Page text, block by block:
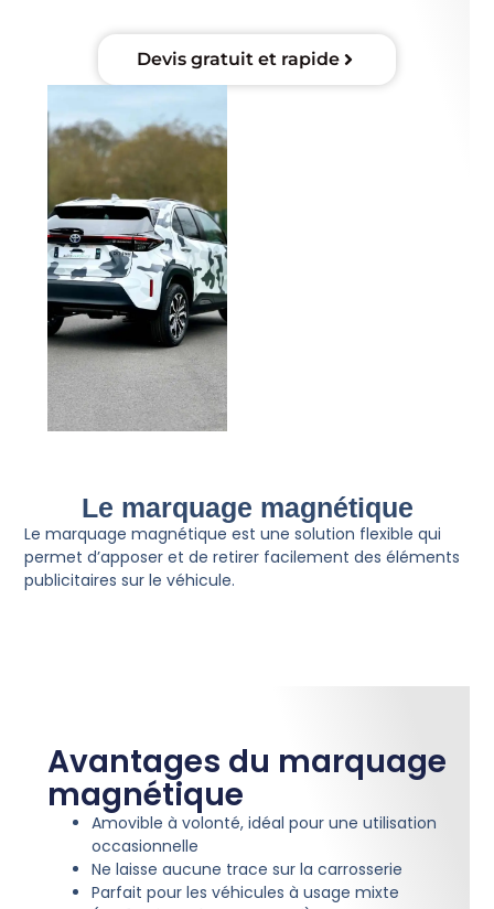
Devis gratuit et rapide
Le marquage magnétique
Le marquage magnétique est une solution flexible qui
permet d’apposer et de retirer facilement des éléments
publicitaires sur le véhicule.
Avantages du marquage
magnétique
Amovible à volonté, idéal pour une utilisation
occasionnelle
Ne laisse aucune trace sur la carrosserie
Parfait pour les véhicules à usage mixte